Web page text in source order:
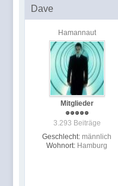
Dave
Hamannaut
Mitglieder
3.293 Beiträge
Geschlecht: männlich
Wohnort: Hamburg